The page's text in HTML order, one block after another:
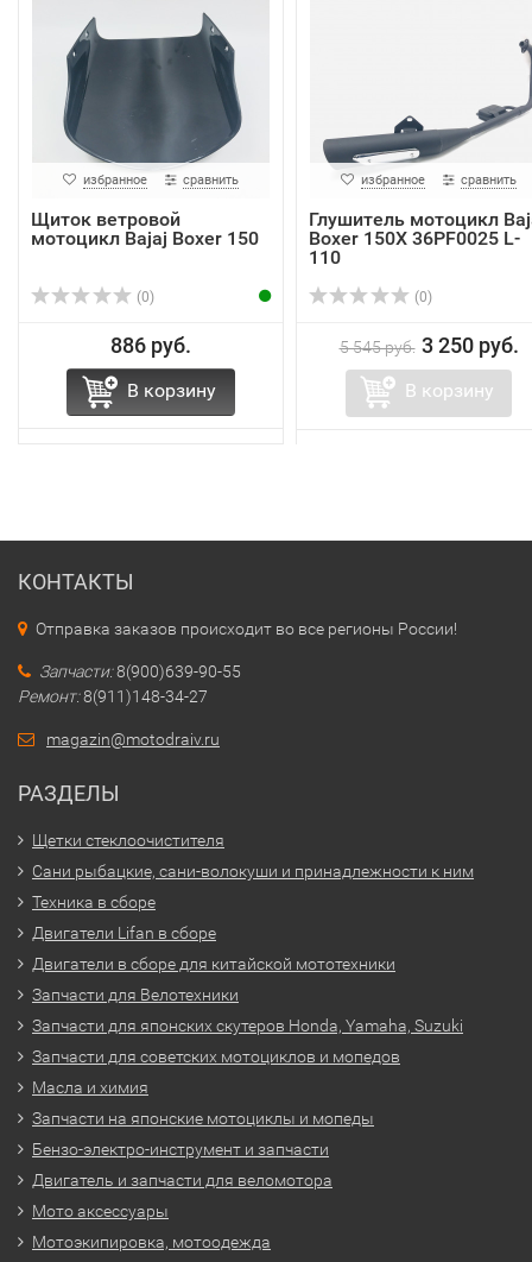
избранное сравнить
Щиток ветровой
мотоцикл Bajaj Boxer 150
(0)
886 руб.
В корзину
избранное сравнить
Глушитель мотоцикл
Boxer 150X 36PF0025 L-
110
(0)
5 545 руб. 3 250 руб.
В корзину
КОНТАКТЫ
Отправка заказов происходит во все регионы России!
Запчасти:8(900)639-90-55
Ремонт:8(911)148-34-27
magazin@motodraiv.ru
РАЗДЕЛЫ
Щетки стеклоочистителя
Сани рыбацкие, сани-волокуши и принадлежности к ним
Техника в сборе
Двигатели Lifan в сборе
Двигатели в сборе для китайской мототехники
Запчасти для Велотехники
Запчасти для японских скутеров Honda, Yamaha, Suzuki
Запчасти для советских мотоциклов и мопедов
Масла и химия
Запчасти на японские мотоциклы и мопеды
Бензо-электро-инструмент и запчасти
Двигатель и запчасти для веломотора
Мото аксессуары
Мотоэкипировка, мотоодежда